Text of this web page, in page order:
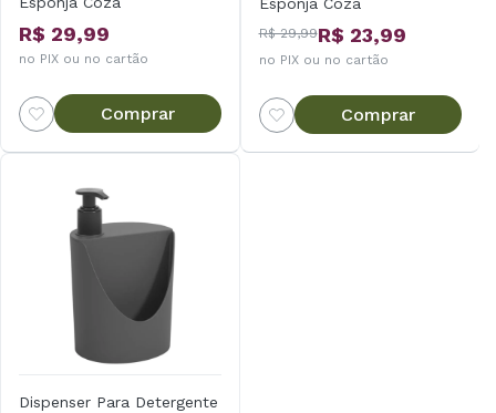
R$ 29,99
no PIX ou no cartão
Comprar
R$ 29,99R$ 23,99
no PIX ou no cartão
Comprar
Dispenser Para Detergente